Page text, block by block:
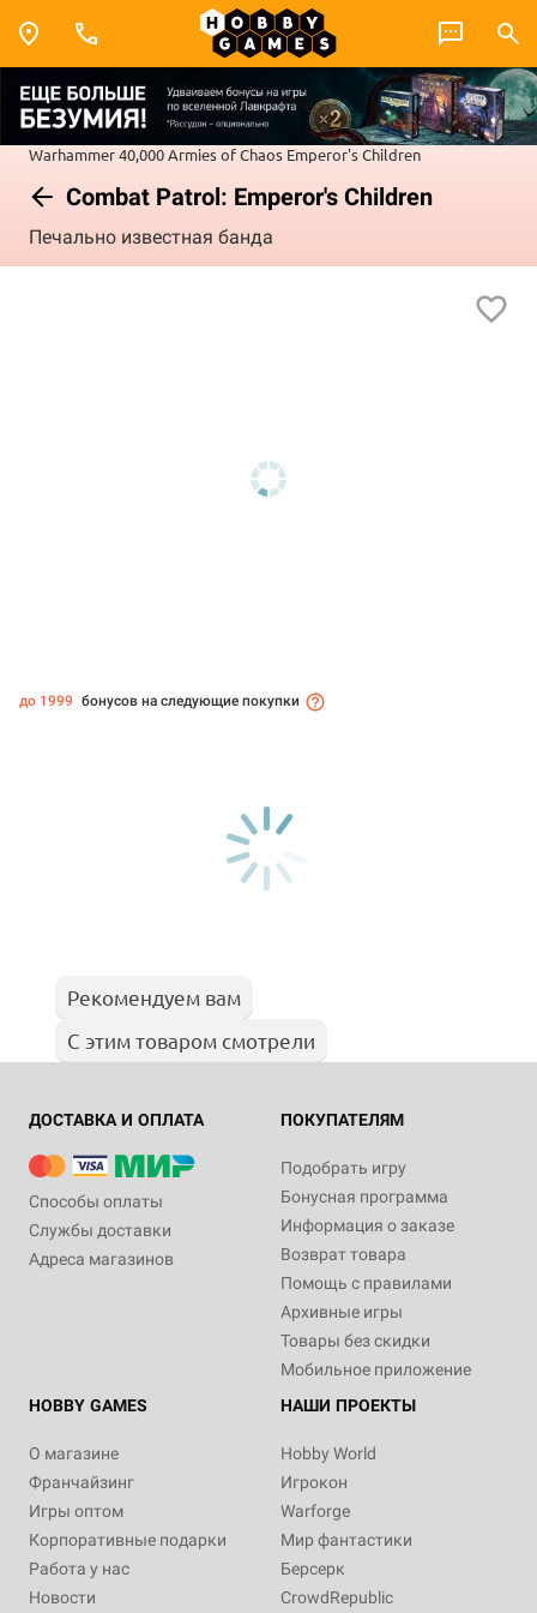
Warhammer 40,000Armies of Chaos Emperor's Children
Combat Patrol: Emperor's Children
Печально известная банда
до 1999 бонусов на следующие покупки
Рекомендуем вам
С этим товаром смотрели
ДОСТАВКА И ОПЛАТА
Способы оплаты
Службы доставки
Адреса магазинов
ПОКУПАТЕЛЯМ
Подобрать игру
Бонусная программа
Информация о заказе
Возврат товара
Помощь с правилами
Архивные игры
Товары без скидки
Мобильное приложение
HOBBY GAMES
О магазине
Франчайзинг
Игры оптом
Корпоративные подарки
Работа у нас
Новости
НАШИ ПРОЕКТЫ
Hobby World
Игрокон
Warforge
Мир фантастики
Берсерк
CrowdRepublic